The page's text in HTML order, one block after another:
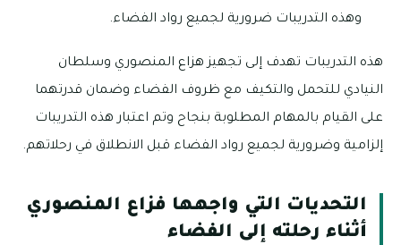
وهذه التدريبات ضرورية لجميع رواد الفضاء.
هذه التدريبات تهدف إلى تجهيز هزاع المنصوري وسلطان
النيادي للتحمل والتكيف مع ظروف الفضاء وضمان قدرتهما
على القيام بالمهام المطلوبة بنجاح وتم اعتبار هذه التدريبات
إلزامية وضرورية لجميع رواد الفضاء قبل الانطلاق في رحلاتهم.
التحديات التي واجهها فزاع المنصوري
أثناء رحلته إلى الفضاء